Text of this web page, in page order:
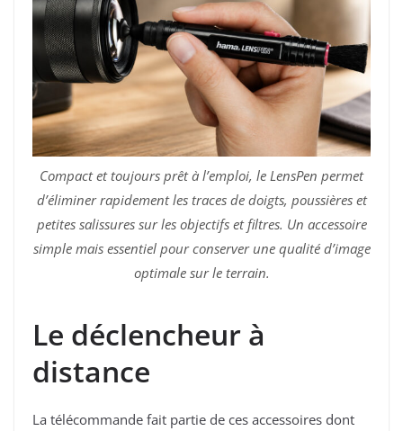
Compact et toujours prêt à l’emploi, le LensPen permet
d’éliminer rapidement les traces de doigts, poussières et
petites salissures sur les objectifs et filtres. Un accessoire
simple mais essentiel pour conserver une qualité d’image
optimale sur le terrain.
Le déclencheur à
distance
La télécommande fait partie de ces accessoires dont